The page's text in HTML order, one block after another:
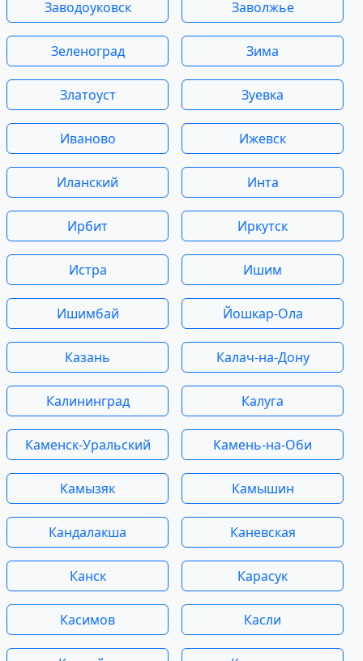
Заводоуковск Заволжье
Зеленоград Зима
Златоуст Зуевка
Иваново Ижевск
Иланский Инта
Ирбит Иркутск
Истра Ишим
Ишимбай Йошкар-Ола
Казань Калач-на-Дону
Калининград Калуга
Каменск-Уральский Камень-на-Оби
Камызяк Камышин
Кандалакша Каневская
Канск Карасук
Касимов Касли